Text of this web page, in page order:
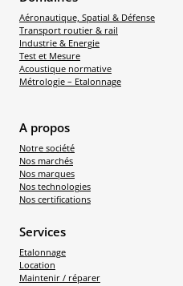
Aéronautique, Spatial & Défense
Transport routier & rail
Industrie & Energie
Test et Mesure
Acoustique normative
Métrologie – Etalonnage
A propos
Notre société
Nos marchés
Nos marques
Nos technologies
Nos certifications
Services
Etalonnage
Location
Maintenir / réparer